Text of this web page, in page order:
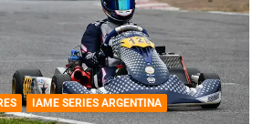
IAME SERIES ARGENTINA